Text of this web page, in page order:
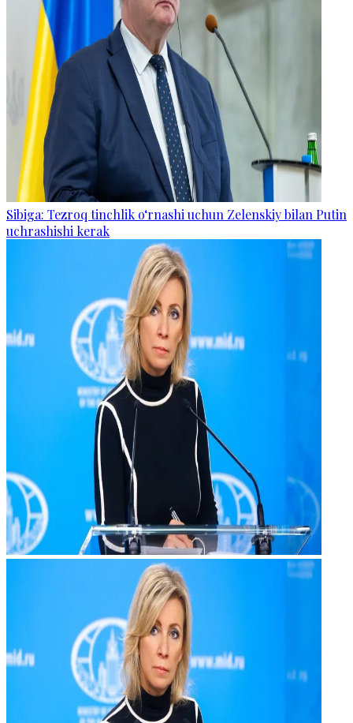
Sibiga: Tezroq tinchlik o‘rnashi uchun Zelenskiy bilan Putin
uchrashishi kerak